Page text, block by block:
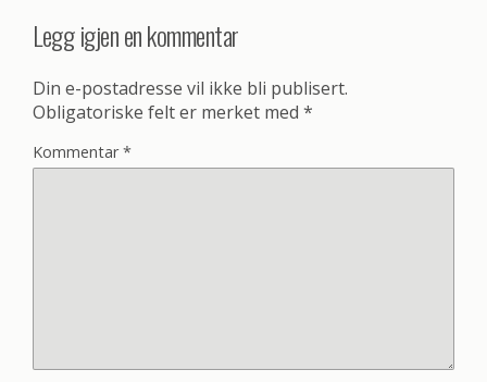
Legg igjen en kommentar
Din e-postadresse vil ikke bli publisert.
Obligatoriske felt er merket med *
Kommentar*